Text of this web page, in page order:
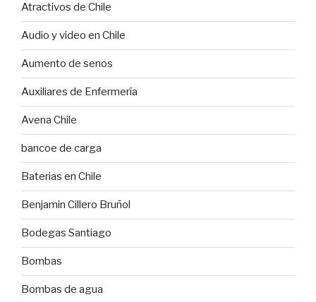
Atractivos de Chile
Audio y video en Chile
Aumento de senos
Auxiliares de Enfermería
Avena Chile
bancoe de carga
Baterias en Chile
Benjamin Cillero Bruñol
Bodegas Santiago
Bombas
Bombas de agua